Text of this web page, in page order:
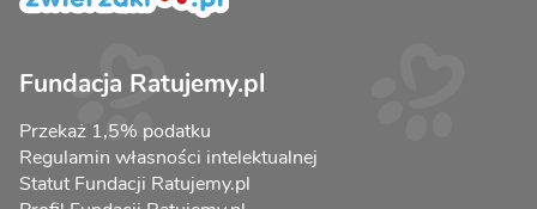
Fundacja Ratujemy.pl
Przekaż 1,5% podatku
Regulamin własności intelektualnej
Statut Fundacji Ratujemy.pl